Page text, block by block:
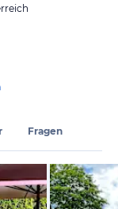
Fragen